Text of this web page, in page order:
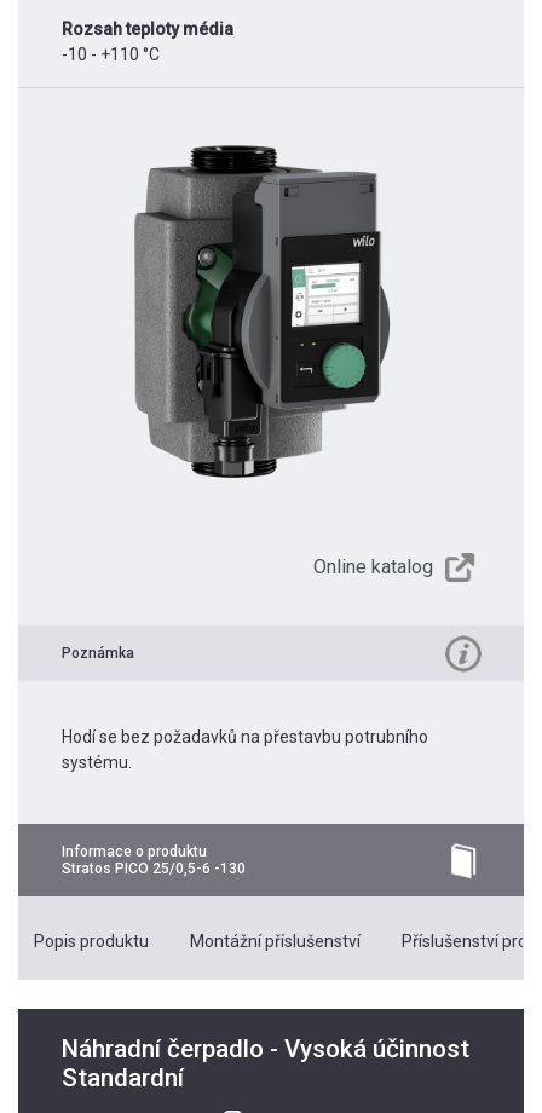
Rozsah teploty média
-10 - +110 °C
Online katalog
Poznámka
Hodí se bez požadavků na přestavbu potrubního
systému.
Informace o produktu
Stratos PICO 25/0,5-6 -130
Popis produktu Montážní příslušenství Příslušenství pro
Náhradní čerpadlo - Vysoká účinnost
Standardní